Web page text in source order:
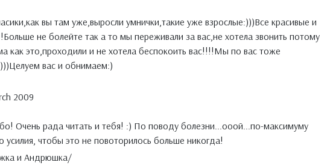
вы там уже,выросли умнички,такие уже взрослые:)))Все красивые и
не болейте так а то мы переживали за вас,не хотела звонить потому
как это,проходили и не хотела беспокоить вас!!!!Мы по вас тоже
вас и обнимаем:)
2009
Очень рада читать и тебя! :) По поводу болезни...ооой...по-максимуму
усилия, чтобы это не повоторилось больше никогда!
и Андрюшка/